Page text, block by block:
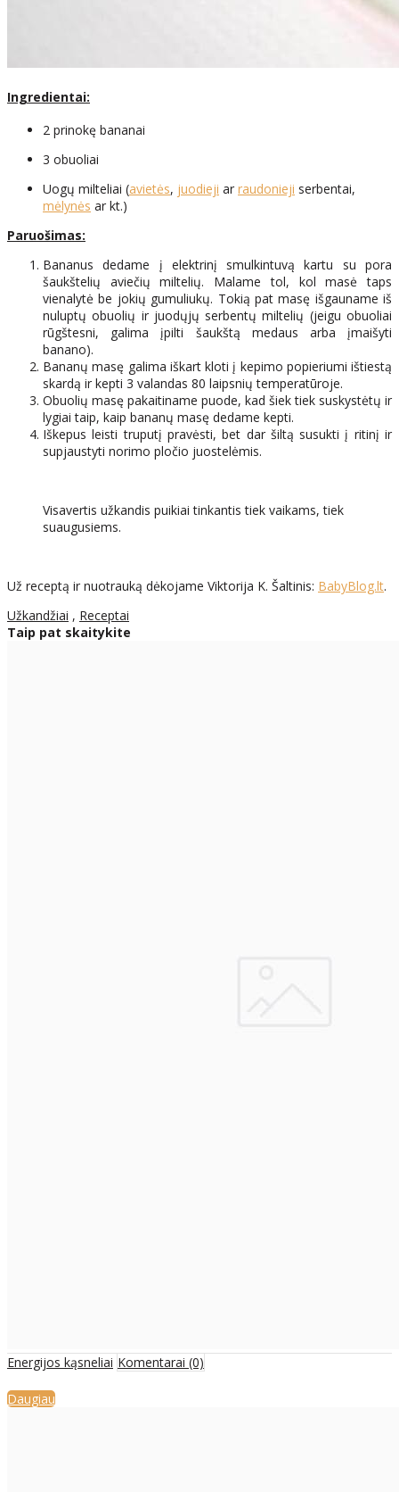
Ingredientai:
2 prinokę bananai
3 obuoliai
Uogų milteliai (avietės, juodieji ar raudonieji serbentai,
mėlynės ar kt.)
Paruošimas:
Bananus dedame į elektrinį smulkintuvą kartu su pora
šaukštelių aviečių miltelių. Malame tol, kol masė taps
vienalytė be jokių gumuliukų. Tokią pat masę išgauname iš
nuluptų obuolių ir juodųjų serbentų miltelių (jeigu obuoliai
rūgštesni, galima įpilti šaukštą medaus arba įmaišyti
banano).
Bananų masę galima iškart kloti į kepimo popieriumi ištiestą
skardą ir kepti 3 valandas 80 laipsnių temperatūroje.
Obuolių masę pakaitiname puode, kad šiek tiek suskystėtų ir
lygiai taip, kaip bananų masę dedame kepti.
Iškepus leisti truputį pravėsti, bet dar šiltą susukti į ritinį ir
supjaustyti norimo pločio juostelėmis.
Visavertis užkandis puikiai tinkantis tiek vaikams, tiek
suaugusiems.
Už receptą ir nuotrauką dėkojame Viktorija K. Šaltinis: BabyBlog.lt.
Užkandžiai , Receptai
Taip pat skaitykite
Energijos kąsneliai Komentarai (0)
Daugiau